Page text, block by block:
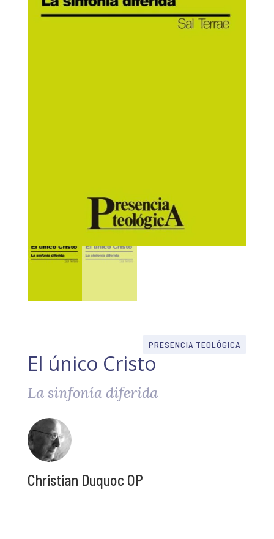
PRESENCIA TEOLÓGICA
El único Cristo
La sinfonía diferida
Christian Duquoc OP